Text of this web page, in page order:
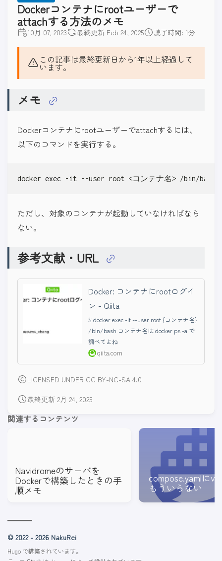
Dockerコンテナにrootユーザーで
attachする方法のメモ
10月 07, 2023 最終更新 Feb 24, 2025 読了時間: 1分
この記事は最終更新日から1年以上経過して
います。
メモ
Dockerコンテナにrootユーザーでattachするには、
以下のコマンドを実行する。
docker exec -it --user root <コンテナ名> /bin/bash
ただし、対象のコンテナが起動していなければなら
ない。
参考文献・URL
Docker: コンテナにrootログイ
ン - Qiita
$ docker exec -it --user root {コンテナ名}
/bin/bash コンテナ名は docker ps -a で
調べてよね
qiita.com
LICENSED UNDER CC BY-NC-SA 4.0
最終更新 2月 24, 2025
関連するコンテンツ
Navidromeのサーバを
Dockerで構築したときの手
順メモ
compose.yamlに
もういらない
© 2022 - 2026 NakuRei
Hugo で構築されています。